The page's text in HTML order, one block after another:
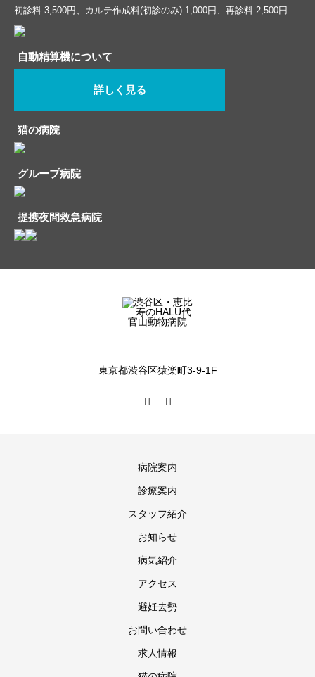
初診料 3,500円、カルテ作成料(初診のみ) 1,000円、再診料 2,500円
自動精算機について
詳しく見る
猫の病院
グループ病院
提携夜間救急病院
東京都渋谷区猿楽町3-9-1F
病院案内
診療案内
スタッフ紹介
お知らせ
病気紹介
アクセス
避妊去勢
お問い合わせ
求人情報